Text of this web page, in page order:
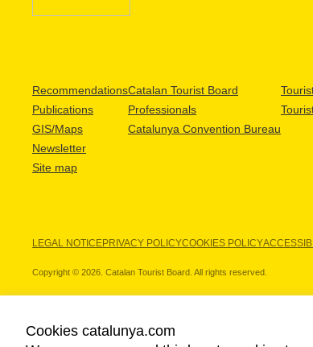
Recommendations
Publications
GIS/Maps
Newsletter
Site map
Catalan Tourist Board
Professionals
Catalunya Convention Bureau
LEGAL NOTICEPRIVACY POLICYCOOKIES POLICY
Copyright © 2026. Catalan Tourist Board. All rights reserved.
Cookies catalunya.com